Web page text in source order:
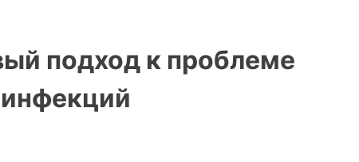
подход к проблеме